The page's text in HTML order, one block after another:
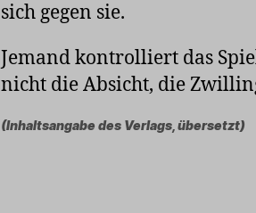
sich gegen sie.
Jemand kontrolliert das
nicht die Absicht, die
(Inhaltsangabe des Verlags, übersetzt)